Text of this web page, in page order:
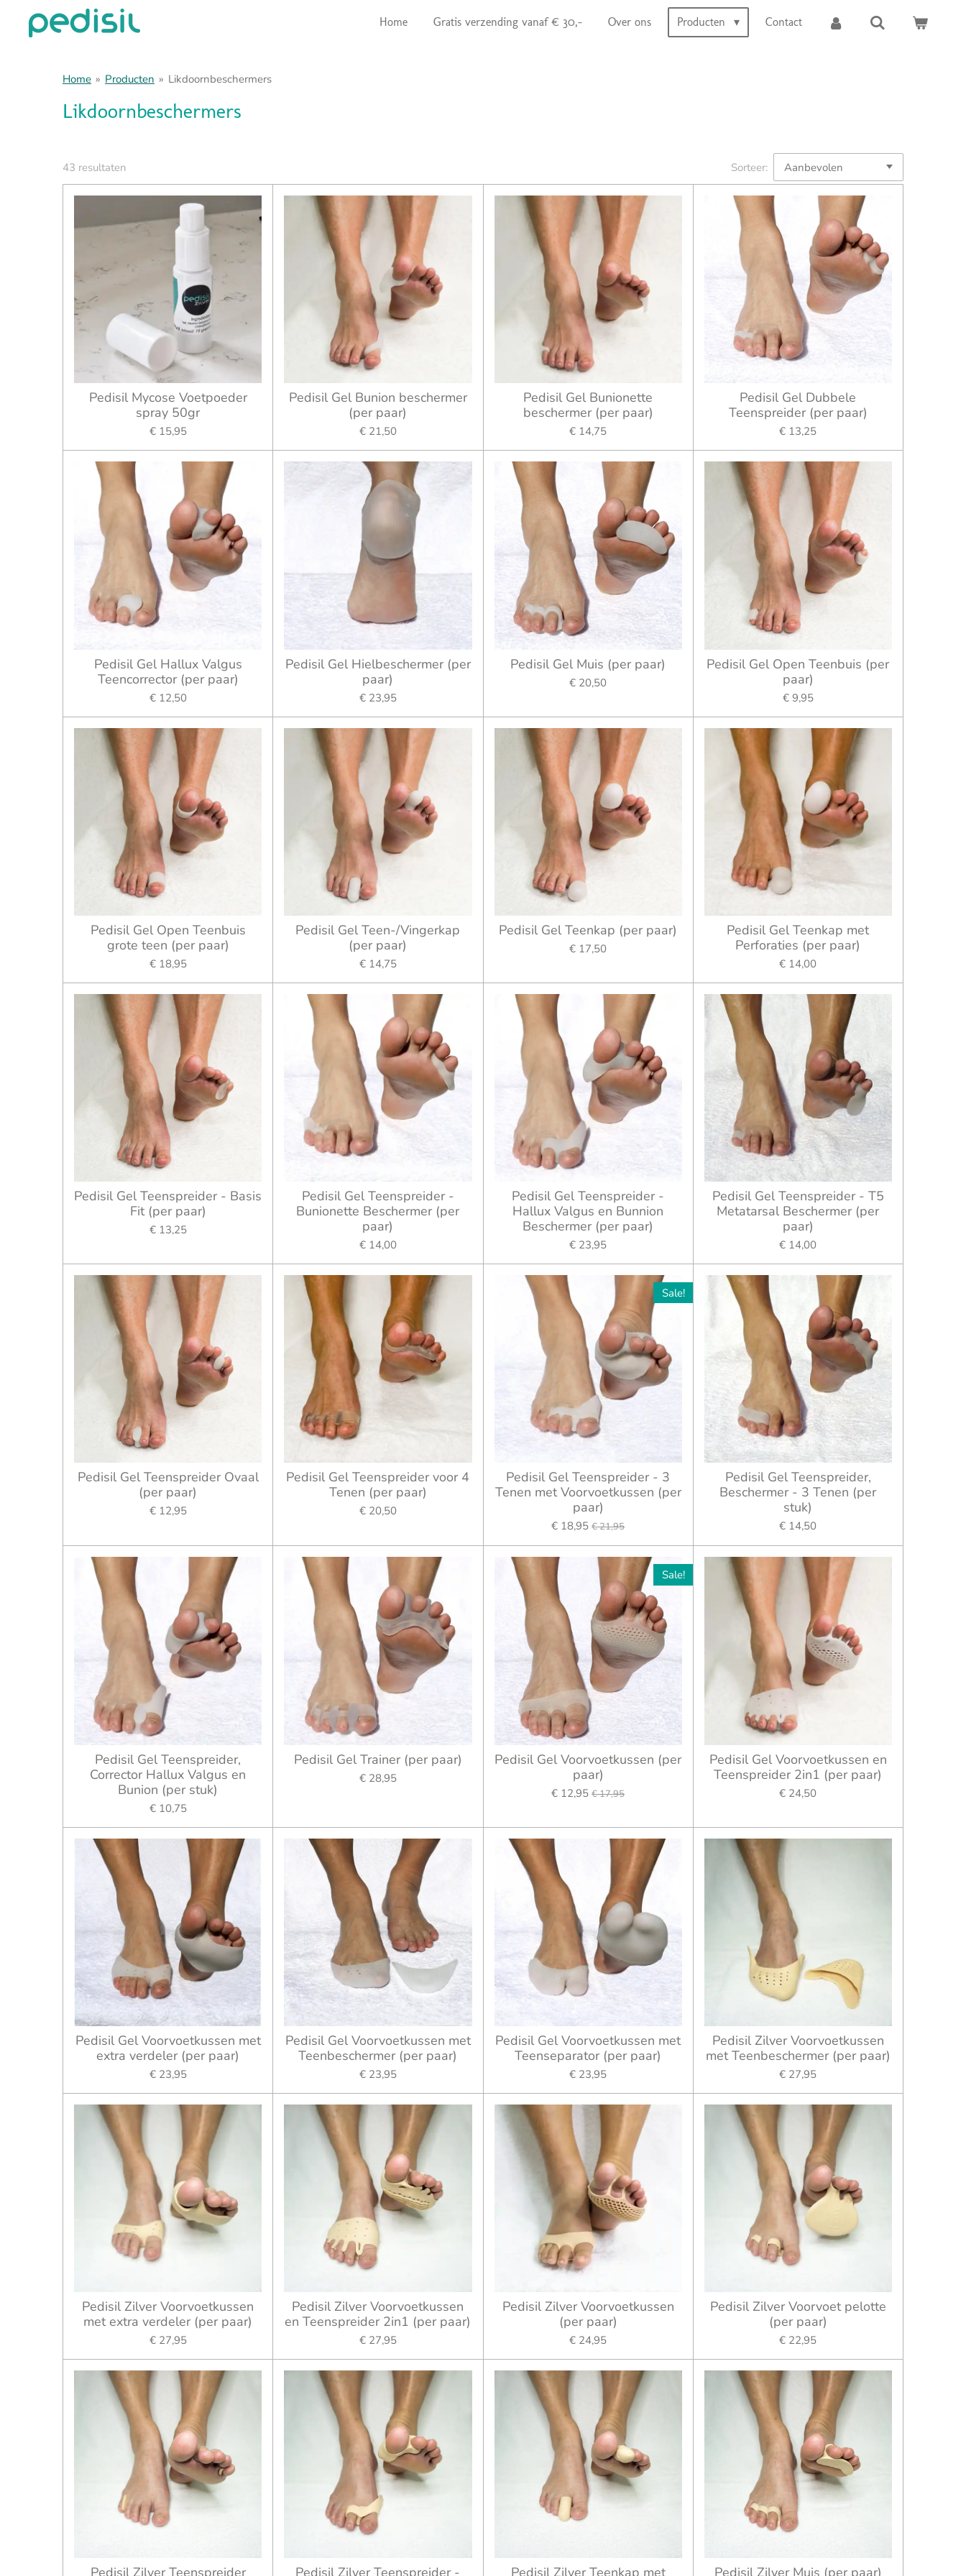
direct
hoofdinhoud
Home Gratis verzending vanaf € 30,- Over ons Producten Contact
Home » Producten » Likdoornbeschermers
Likdoornbeschermers
43 resultaten Sorteer:
Pedisil Mycose Voetpoeder
spray 50gr
€ 15,95
Pedisil Gel Bunion beschermer
(per paar)
€ 21,50
Pedisil Gel Bunionette
beschermer (per paar)
€ 14,75
Pedisil Gel Dubbele
Teenspreider (per paar)
€ 13,25
Pedisil Gel Hallux Valgus
Teencorrector (per paar)
€ 12,50
Pedisil Gel Hielbeschermer (per
paar)
€ 23,95
Pedisil Gel Muis (per paar)
€ 20,50
Pedisil Gel Open Teenbuis (per
paar)
€ 9,95
Pedisil Gel Open Teenbuis
grote teen (per paar)
€ 18,95
Pedisil Gel Teen-/Vingerkap
(per paar)
€ 14,75
Pedisil Gel Teenkap (per paar)
€ 17,50
Pedisil Gel Teenkap met
Perforaties (per paar)
€ 14,00
Pedisil Gel Teenspreider - Basis
Fit (per paar)
€ 13,25
Pedisil Gel Teenspreider -
Bunionette Beschermer (per
paar)
€ 14,00
Pedisil Gel Teenspreider -
Hallux Valgus en Bunnion
Beschermer (per paar)
€ 23,95
Pedisil Gel Teenspreider - T5
Metatarsal Beschermer (per
paar)
€ 14,00
Pedisil Gel Teenspreider Ovaal
(per paar)
€ 12,95
Pedisil Gel Teenspreider voor 4
Tenen (per paar)
€ 20,50
Sale!
Pedisil Gel Teenspreider - 3
Tenen met Voorvoetkussen (per
paar)
€ 18,95 € 21,95
Pedisil Gel Teenspreider,
Beschermer - 3 Tenen (per
stuk)
€ 14,50
Pedisil Gel Teenspreider,
Corrector Hallux Valgus en
Bunion (per stuk)
€ 10,75
Pedisil Gel Trainer (per paar)
€ 28,95
Sale!
Pedisil Gel Voorvoetkussen (per
paar)
€ 12,95 € 17,95
Pedisil Gel Voorvoetkussen en
Teenspreider 2in1 (per paar)
€ 24,50
Pedisil Gel Voorvoetkussen met
extra verdeler (per paar)
€ 23,95
Pedisil Gel Voorvoetkussen met
Teenbeschermer (per paar)
€ 23,95
Pedisil Gel Voorvoetkussen met
Teenseparator (per paar)
€ 23,95
Pedisil Zilver Voorvoetkussen
met Teenbeschermer (per paar)
€ 27,95
Pedisil Zilver Voorvoetkussen
met extra verdeler (per paar)
€ 27,95
Pedisil Zilver Voorvoetkussen
en Teenspreider 2in1 (per paar)
€ 27,95
Pedisil Zilver Voorvoetkussen
(per paar)
€ 24,95
Pedisil Zilver Voorvoet pelotte
(per paar)
€ 22,95